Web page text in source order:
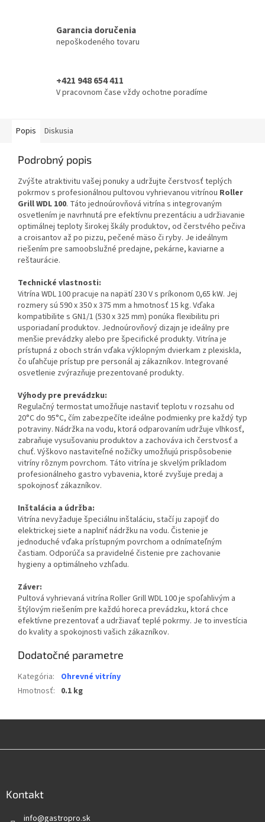
Garancia doručenia
nepoškodeného tovaru
+421 948 654 411
V pracovnom čase vždy ochotne poradíme
Popis Diskusia
Podrobný popis
Zvýšte atraktivitu vašej ponuky a udržujte čerstvosť teplých
pokrmov s profesionálnou pultovou vyhrievanou vitrínou Roller
Grill WDL 100. Táto jednoúrovňová vitrína s integrovaným
osvetlením je navrhnutá pre efektívnu prezentáciu a udržiavanie
optimálnej teploty širokej škály produktov, od čerstvého pečiva
a croisantov až po pizzu, pečené mäso či ryby. Je ideálnym
riešením pre samoobslužné predajne, pekárne, kaviarne a
reštaurácie.
Technické vlastnosti:
Vitrína WDL 100 pracuje na napätí 230 V s príkonom 0,65 kW. Jej
rozmery sú 590 x 350 x 375 mm a hmotnosť 15 kg. Vďaka
kompatibilite s GN1/1 (530 x 325 mm) ponúka flexibilitu pri
usporiadaní produktov. Jednoúrovňový dizajn je ideálny pre
menšie prevádzky alebo pre špecifické produkty. Vitrína je
prístupná z oboch strán vďaka výklopným dvierkam z plexiskla,
čo uľahčuje prístup pre personál aj zákazníkov. Integrované
osvetlenie zvýrazňuje prezentované produkty.
Výhody pre prevádzku:
Regulačný termostat umožňuje nastaviť teplotu v rozsahu od
20°C do 95°C, čím zabezpečíte ideálne podmienky pre každý typ
potraviny. Nádržka na vodu, ktorá odparovaním udržuje vlhkosť,
zabraňuje vysušovaniu produktov a zachováva ich čerstvosť a
chuť. Výškovo nastaviteľné nožičky umožňujú prispôsobenie
vitríny rôznym povrchom. Táto vitrína je skvelým príkladom
profesionálneho gastro vybavenia, ktoré zvyšuje predaj a
spokojnosť zákazníkov.
Inštalácia a údržba:
Vitrína nevyžaduje špeciálnu inštaláciu, stačí ju zapojiť do
elektrickej siete a naplniť nádržku na vodu. Čistenie je
jednoduché vďaka prístupným povrchom a odnímateľným
častiam. Odporúča sa pravidelné čistenie pre zachovanie
hygieny a optimálneho vzhľadu.
Záver:
Pultová vyhrievaná vitrína Roller Grill WDL 100 je spoľahlivým a
štýlovým riešením pre každú horeca prevádzku, ktorá chce
efektívne prezentovať a udržiavať teplé pokrmy. Je to investícia
do kvality a spokojnosti vašich zákazníkov.
Dodatočné parametre
Kategória:
Ohrevné vitríny
Hmotnosť: 0.1 kg
Kontakt
info@gastropro.sk